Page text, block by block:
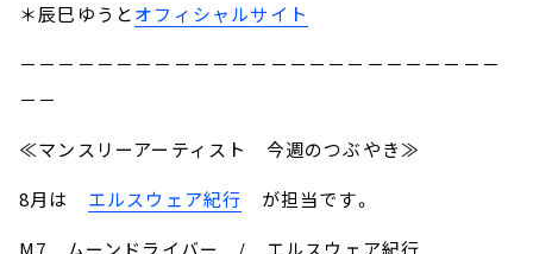
＊辰巳ゆうとオフィシャルサイト
－－－－－－－－－－－－－－－－－－－－－－－－－
－－
≪マンスリーアーティスト 今週のつぶやき≫
8月は エルスウェア紀行 が担当です。
M7 ムーンドライバー / エルスウェア紀行